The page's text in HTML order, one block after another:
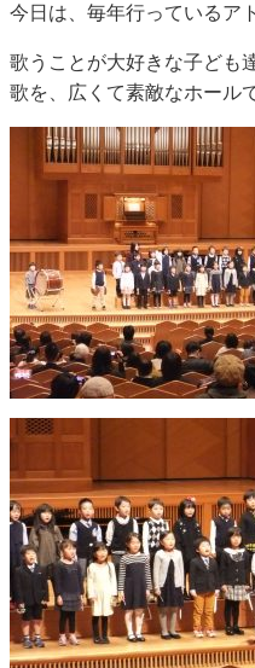
今日は、毎年行っているア
歌うことが大好きな子ども
歌を、広くて素敵なホール